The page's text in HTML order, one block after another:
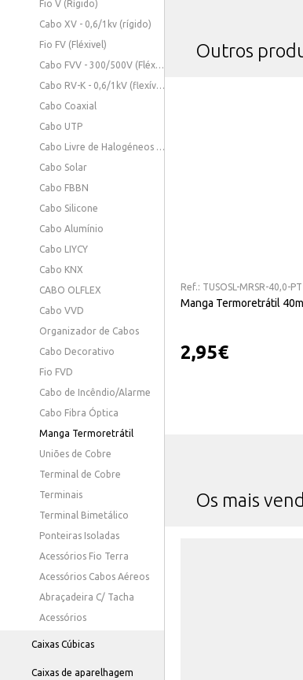
Fio V (Rígido)
Cabo XV - 0,6/1kv (rígido)
Fio FV (Fléxivel)
Cabo FVV - 300/500V (Fléxivel)
Cabo RV-K - 0,6/1kV (flexível)
Cabo Coaxial
Cabo UTP
Cabo Livre de Halogéneos - 0,6/1KV (Fléxivel)
Cabo Solar
Cabo FBBN
Cabo Silicone
Cabo Alumínio
Cabo LIYCY
Cabo KNX
CABO OLFLEX
Cabo VVD
Organizador de Cabos
Cabo Decorativo
Fio FVD
Cabo de Incêndio/Alarme
Cabo Fibra Óptica
Manga Termoretrátil
Uniões de Cobre
Terminal de Cobre
Terminais
Terminal Bimetálico
Ponteiras Isoladas
Acessórios Fio Terra
Acessórios Cabos Aéreos
Abraçadeira C/ Tacha
Acessórios
Caixas Cúbicas
Caixas de aparelhagem
Outros
Ref.: TUSOSL-MRSR-40,0-PT
Manga Termoretrátil
2,95€
Os mais